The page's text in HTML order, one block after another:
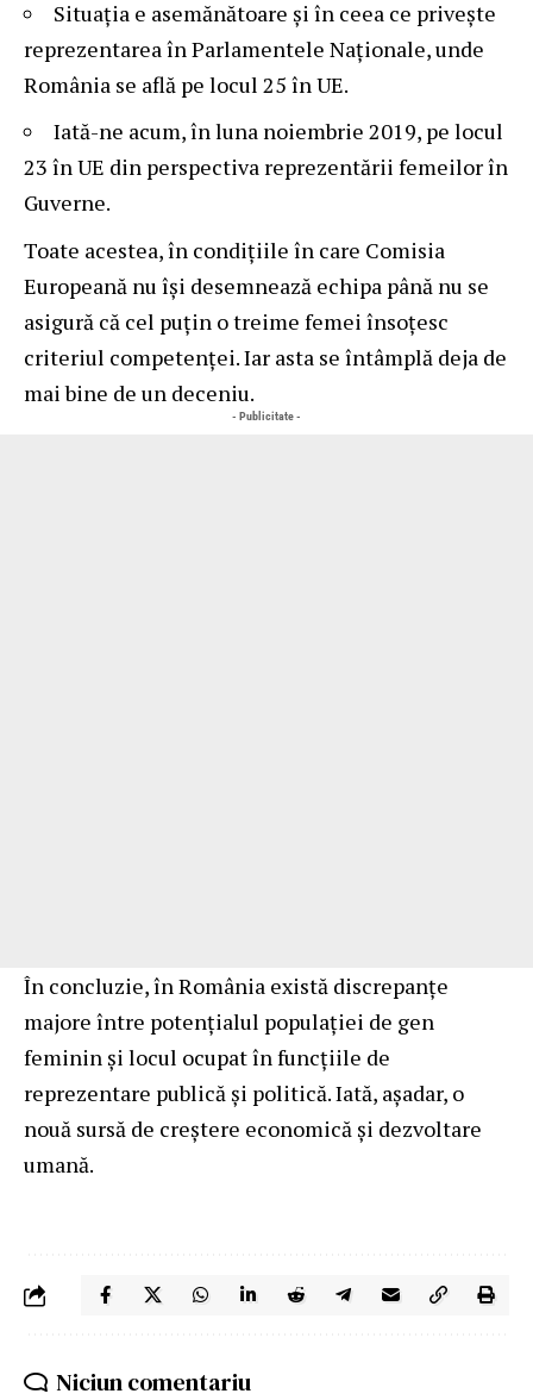
Situația e asemănătoare și în ceea ce privește
reprezentarea în Parlamentele Naționale, unde
România se află pe locul 25 în UE.
Iată-ne acum, în luna noiembrie 2019, pe locul
23 în UE din perspectiva reprezentării femeilor în
Guverne.
Toate acestea, în condițiile în care Comisia
Europeană nu își desemnează echipa până nu se
asigură că cel puțin o treime femei însoțesc
criteriul competenței. Iar asta se întâmplă deja de
mai bine de un deceniu.
- Publicitate -
În concluzie, în România există discrepanțe
majore între potențialul populației de gen
feminin și locul ocupat în funcțiile de
reprezentare publică și politică. Iată, așadar, o
nouă sursă de creștere economică și dezvoltare
umană.
Niciun comentariu